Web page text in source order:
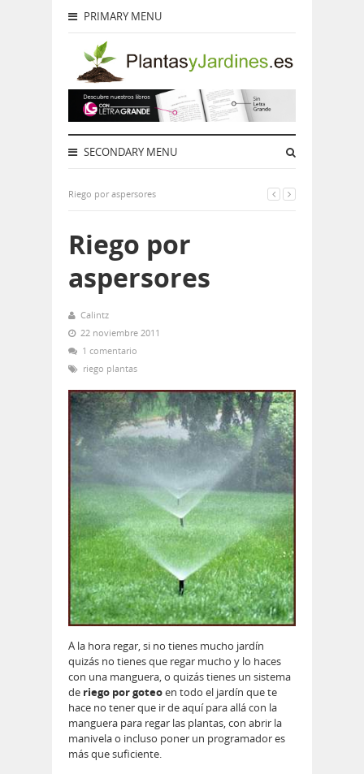
PRIMARY MENU
SECONDARY MENU
Riego por aspersores
Riego por
aspersores
Calintz
22 noviembre 2011
1 comentario
riego plantas
A la hora regar, si no tienes mucho jardín
quizás no tienes que regar mucho y lo haces
con una manguera, o quizás tienes un sistema
de riego por goteoen todo el jardín que te
hace no tener que ir de aquí para allá con la
manguera para regar las plantas, con abrir la
manivela o incluso poner un programador es
más que suficiente.